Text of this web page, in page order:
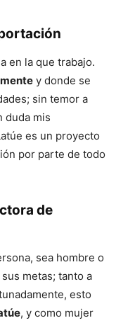
en la que trabajo.
y donde se
sin temor a
duda mis
es un proyecto
por parte de todo
de
sea hombre o
metas; tanto a
esto
, y como mujer